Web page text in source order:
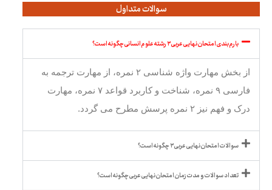
سوالات متداول
بارم بندی امتحان نهایی عربی ۳ رشته علوم انسانی چگونه است؟
از بخش مهارت واژه شناسی ۲ نمره، از مهارت ترجمه به
فارسی ۹ نمره، شناخت و کاربرد قواعد ۷ نمره، مهارت
درک و فهم نیز ۲ نمره پرسش مطرح می گردد.
سوالات امتحان نهایی عربی ۳ چگونه است؟
تعداد سوالات و مدت زمان امتحان نهایی عربی چگونه است؟